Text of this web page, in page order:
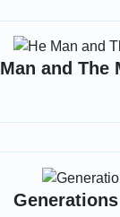
and The